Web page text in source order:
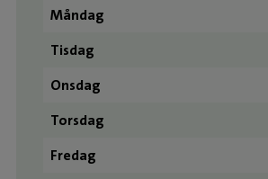
Måndag
Tisdag
Onsdag
Torsdag
Fredag